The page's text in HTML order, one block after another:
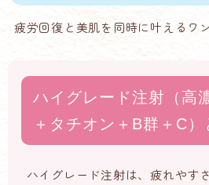
疲労回復と美肌を同時に叶えるワ
ハイグレード注射（高
＋タチオン＋B群＋C）
ハイグレード注射は、疲れやす